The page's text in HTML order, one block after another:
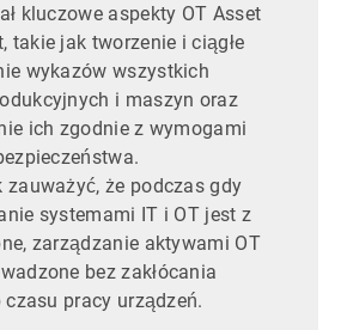
kluczowe aspekty OT Asset
takie jak tworzenie i ciągłe
wykazów wszystkich
i maszyn oraz
ich zgodnie z wymogami
zauważyć, że podczas gdy
systemami IT i OT jest z
zarządzanie aktywami OT
bez zakłócania
pracy urządzeń.